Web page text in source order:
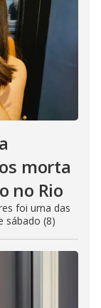
morta
no Rio
foi uma das
sábado (8)